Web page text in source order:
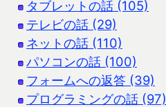
タブレットの話 (105)
テレビの話 (29)
ネットの話 (110)
パソコンの話 (100)
フォームへの返答 (39)
プログラミングの話 (97)